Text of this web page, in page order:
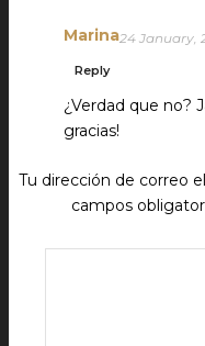
Marina24 January,
Reply
¿Verdad que no?
gracias!
Tu dirección de correo
campos